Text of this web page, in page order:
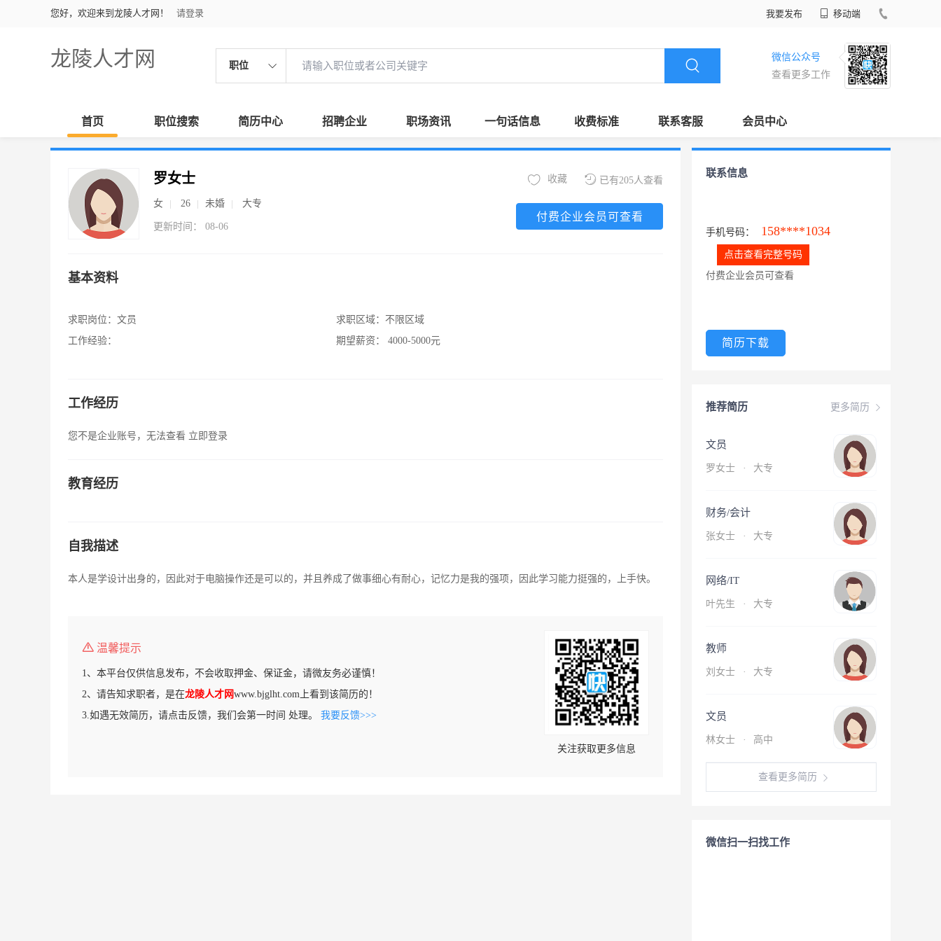
您好，欢迎来到龙陵人才网！ 请登录 我要发布 移动端
龙陵人才网 职位
微信公众号
查看更多工作
首页 职位搜索 简历中心 招聘企业 职场资讯 一句话信息 收费标准 联系客服 会员中心
罗女士
女 26 未婚 大专
更新时间： 08-06
已有205人查看
收藏
付费企业会员可查看
基本资料
求职岗位： 文员
工作经验：
求职区域： 不限区域
期望薪资：
4000-5000元
工作经历
您不是企业账号，无法查看 立即登录
教育经历
自我描述
本人是学设计出身的，因此对于电脑操作还是可以的，并且养成了做事细心有耐心，记忆力是我的强项，因此学习能力挺强的，上手快。
温馨提示
1、本平台仅供信息发布，不会收取押金、保证金，请微友务必谨慎！
2、请告知求职者，是在龙陵人才网www.bjglht.com上看到该简历的！
3.如遇无效简历，请点击反馈，我们会第一时间 处理。 我要反馈>>>
关注获取更多信息
联系信息
手机号码： 158****1034
点击查看完整号码
付费企业会员可查看
简历下载
更多简历
推荐简历
文员
罗女士 · 大专
财务/会计
张女士 · 大专
网络/IT
叶先生 · 大专
教师
刘女士 · 大专
文员
林女士 · 高中
查看更多简历
微信扫一扫找工作